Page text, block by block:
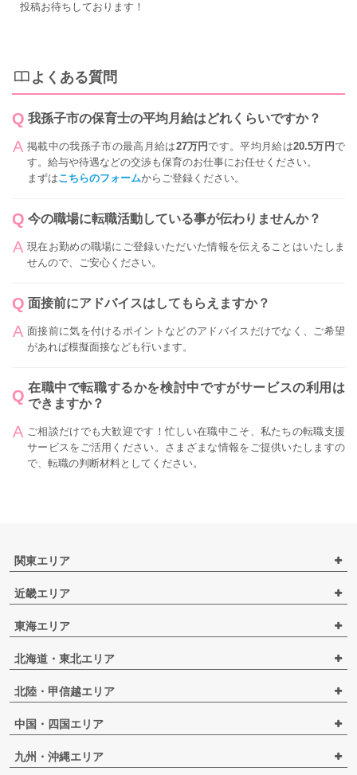
投稿お待ちしております！
よくある質問
我孫子市の保育士の平均月給はどれくらいですか？
掲載中の我孫子市の最高月給は27万円です。平均月給は20.5万円で
す。給与や待遇などの交渉も保育のお仕事にお任せください。
まずはこちらのフォームからご登録ください。
今の職場に転職活動している事が伝わりませんか？
現在お勤めの職場にご登録いただいた情報を伝えることはいたしま
せんので、ご安心ください。
面接前にアドバイスはしてもらえますか？
面接前に気を付けるポイントなどのアドバイスだけでなく、ご希望
があれば模擬面接なども行います。
在職中で転職するかを検討中ですがサービスの利用は
できますか？
ご相談だけでも大歓迎です！忙しい在職中こそ、私たちの転職支援
サービスをご活用ください。さまざまな情報をご提供いたしますの
で、転職の判断材料としてください。
関東エリア
近畿エリア
東海エリア
北海道・東北エリア
北陸・甲信越エリア
中国・四国エリア
九州・沖縄エリア